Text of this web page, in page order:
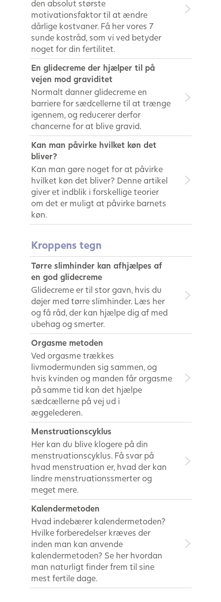
den absolut største
motivationsfaktor til at ændre
dårlige kostvaner. Få her vores 7
sunde kostråd, som vi ved betyder
noget for din fertilitet.
En glidecreme der hjælper til på
vejen mod graviditet
Normalt danner glidecreme en
barriere for sædcellerne til at trænge
igennem, og reducerer derfor
chancerne for at blive gravid.
Kan man påvirke hvilket køn det
bliver?
Kan man gøre noget for at påvirke
hvilket køn det bliver? Denne artikel
giver et indblik i forskellige teorier
om det er muligt at påvirke barnets
køn.
Kroppens tegn
Tørre slimhinder kan afhjælpes af
en god glidecreme
Glidecreme er til stor gavn, hvis du
døjer med tørre slimhinder. Læs her
og få råd, der kan hjælpe dig af med
ubehag og smerter.
Orgasme metoden
Ved orgasme trækkes
livmodermunden sig sammen, og
hvis kvinden og manden får orgasme
på samme tid kan det hjælpe
sædcællerne på vej ud i
æggelederen.
Menstruationscyklus
Her kan du blive klogere på din
menstruationscyklus. Få svar på
hvad menstruation er, hvad der kan
lindre menstruationssmerter og
meget mere.
Kalendermetoden
Hvad indebærer kalendermetoden?
Hvilke forberedelser kræves der
inden man kan anvende
kalendermetoden? Se her hvordan
man naturligt finder frem til sine
mest fertile dage.